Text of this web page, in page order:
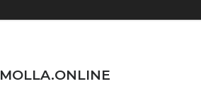
MOLLA.ONLINE